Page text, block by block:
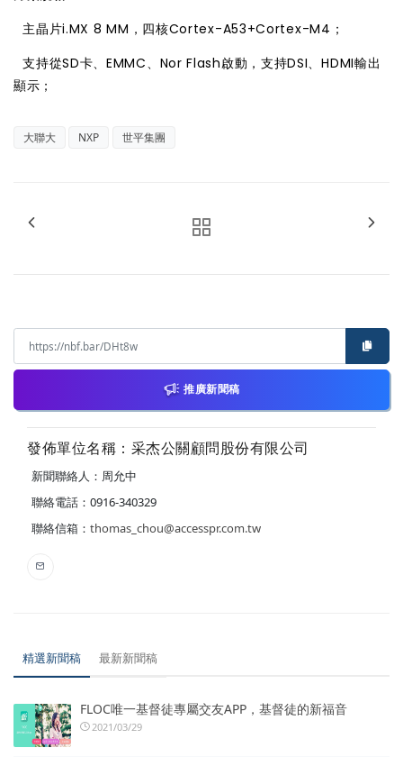
主晶片i.MX 8 MM，四核Cortex-A53+Cortex-M4；
支持從SD卡、EMMC、Nor Flash啟動，支持DSI、HDMI輸出
顯示；
大聯大 NXP 世平集團
推廣新聞稿
發佈單位名稱：采杰公關顧問股份有限公司
新聞聯絡人：周允中
聯絡電話：0916-340329
聯絡信箱： thomas_chou@accesspr.com.tw
精選新聞稿 最新新聞稿
FLOC唯一基督徒專屬交友APP，基督徒的新福音
2021/03/29